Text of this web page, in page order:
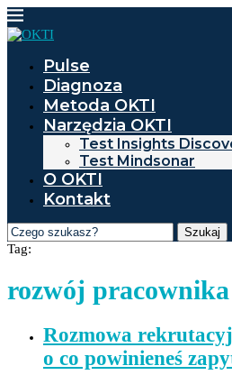
Pulse
Diagnoza
Metoda OKTI
Narzędzia OKTI
Test Insights
Test Mindsonar
O OKTI
Kontakt
Szukaj
Tag:
rozwój pracownika
Rozmowa
o co powinieneś